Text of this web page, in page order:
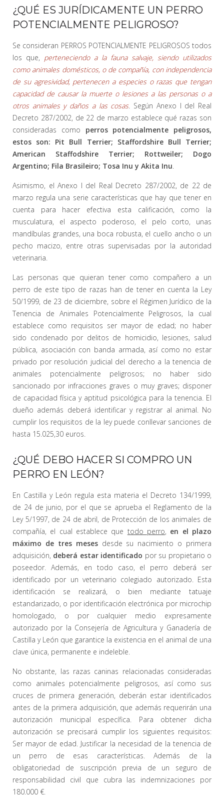
¿QUÉ ES JURÍDICAMENTE UN PERRO
POTENCIALMENTE PELIGROSO?
Se consideran PERROS POTENCIALMENTE PELIGROSOS todos
los que, perteneciendo a la fauna salvaje, siendo utilizados
como animales domésticos, o de compañía, con independencia
de su agresividad, pertenecen a especies o razas que tengan
capacidad de causar la muerte o lesiones a las personas o a
otros animales y daños a las cosas. Según Anexo I del Real
Decreto 287/2002, de 22 de marzo establece qué razas son
consideradas como perros potencialmente peligrosos,
estos son: Pit Bull Terrier; Staffordshire Bull Terrier;
American Staffodshire Terrier; Rottweiler; Dogo
Argentino; Fila Brasileiro; Tosa Inu y Akita Inu
Asimismo, el Anexo I del Real Decreto 287/2002, de 22 de
marzo regula una serie características que hay que tener en
cuenta para hacer efectiva esta calificación, como la
musculatura, el aspecto poderoso, el pelo corto, unas
mandíbulas grandes, una boca robusta, el cuello ancho o un
pecho macizo, entre otras supervisadas por la autoridad
veterinaria.
Las personas que quieran tener como compañero a un
perro de este tipo de razas han de tener en cuenta la Ley
50/1999, de 23 de diciembre, sobre el Régimen Jurídico de la
Tenencia de Animales Potencialmente Peligrosos, la cual
establece como requisitos ser mayor de edad; no haber
sido condenado por delitos de homicidio, lesiones, salud
pública, asociación con banda armada, así como no estar
privado por resolución judicial del derecho a la tenencia de
animales potencialmente peligrosos; no haber sido
sancionado por infracciones graves o muy graves; disponer
de capacidad física y aptitud psicológica para la tenencia. El
dueño además deberá identificar y registrar al animal. No
cumplir los requisitos de la ley puede conllevar sanciones de
hasta 15.025,30 euros.
¿QUÉ DEBO HACER SI COMPRO UN
PERRO EN LEÓN?
En Castilla y León regula esta materia el Decreto 134/1999,
de 24 de junio, por el que se aprueba el Reglamento de la
Ley 5/1997, de 24 de abril, de Protección de los animales de
compañía, el cual establece que todo perro, en el plazo
máximo de tres mesesdesde su nacimiento o primera
adquisición, deberá estar identificado por su propietario o
poseedor. Además, en todo caso, el perro deberá ser
identificado por un veterinario colegiado autorizado. Esta
identificación se realizará, o bien mediante tatuaje
estandarizado, o por identificación electrónica por microchip
homologado, o por cualquier medio expresamente
autorizado por la Consejería de Agricultura y Ganadería de
Castilla y León que garantice la existencia en el animal de una
clave única, permanente e indeleble.
No obstante, las razas caninas relacionadas consideradas
como animales potencialmente peligrosos, así como sus
cruces de primera generación, deberán estar identificados
antes de la primera adquisición, que además requerirán una
autorización municipal específica. Para obtener dicha
autorización se precisará cumplir los siguientes requisitos:
Ser mayor de edad. Justificar la necesidad de la tenencia de
un perro de esas características. Además de la
obligatoriedad de suscripción previa de un seguro de
responsabilidad civil que cubra las indemnizaciones por
180.000 €.